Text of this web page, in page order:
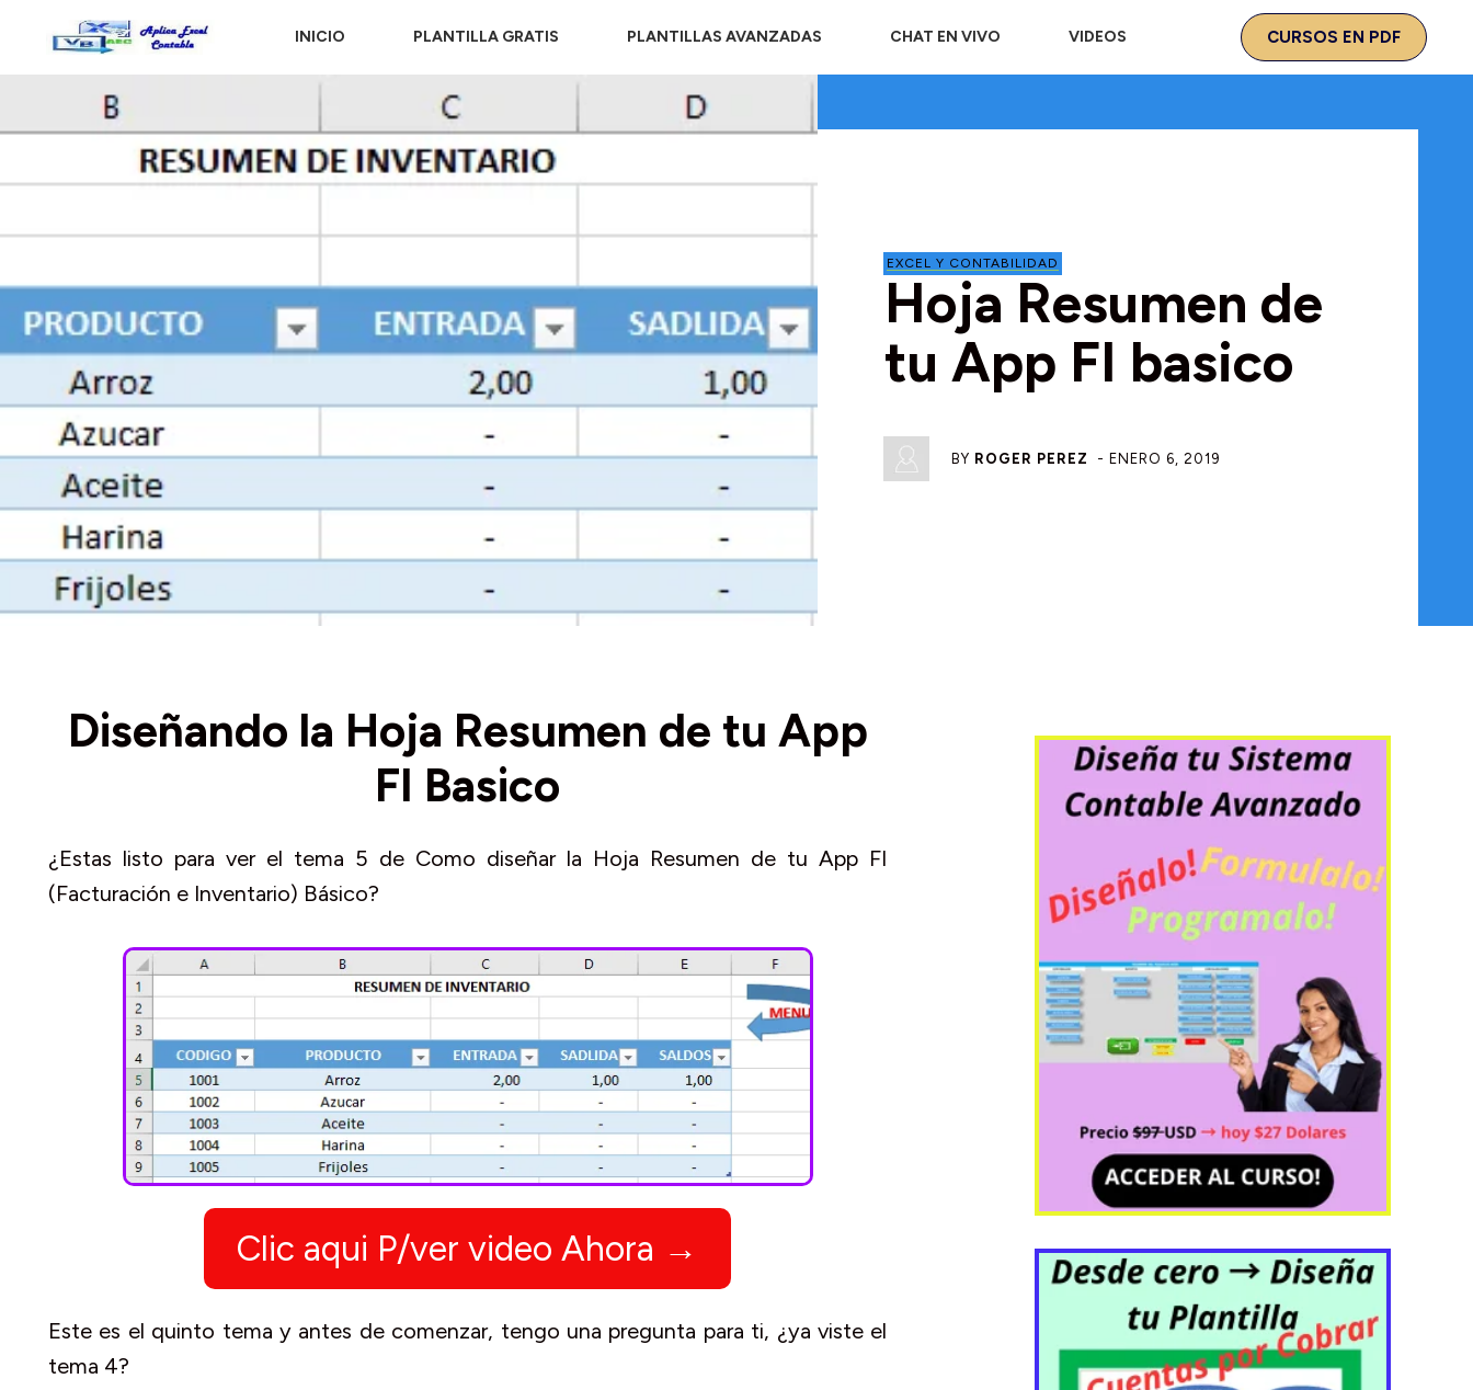
INICIO PLANTILLA GRATIS PLANTILLAS AVANZADAS CHAT EN VIVO VIDEOS CURSOS EN PDF
EXCEL Y CONTABILIDAD
Hoja Resumen de
tu App FI basico
BY ROGER PEREZ - ENERO 6, 2019
Diseñando la Hoja Resumen de tu App
FI Basico
¿Estas listo para ver el tema 5 de Como diseñar la Hoja Resumen de tu App FI
(Facturación e Inventario) Básico?
Clic aqui P/ver video Ahora →
Este es el quinto tema y antes de comenzar, tengo una pregunta para ti, ¿ya viste el
tema 4?